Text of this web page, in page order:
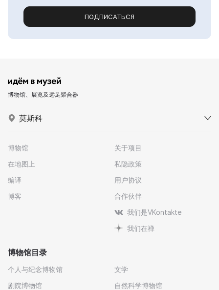
ПОДПИСАТЬСЯ
博物馆、展览及远足聚合器
莫斯科
博物馆
在地图上
编译
博客
关于项目
私隐政策
用户协议
合作伙伴
我们是VKontakte
我们在禅
博物馆目录
个人与纪念博物馆
剧院博物馆
文学
自然科学博物馆